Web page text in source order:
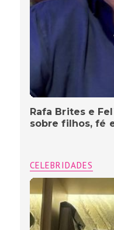
Rafa Brites e
sobre filhos, fé
CELEBRIDADES